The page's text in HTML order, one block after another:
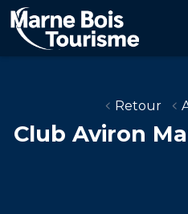
Aller
au
contenu
principal
Retour
Club Aviron